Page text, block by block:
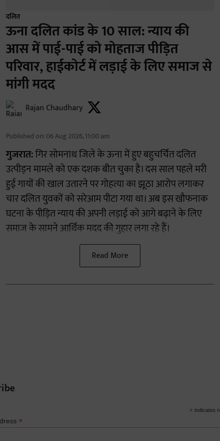
दलित
ऊना दलित कांड के 10 साल: न्याय की
आस में पाई-पाई को मोहताज पीड़ित
परिवार, हाईकोर्ट में लड़ाई के लिए समाज से
मांगी मदद
Rajan Chaudhary
Published on: 06 Aug 2026, 11:00 am
गुजरात:गिर सोमनाथ जिले के ऊना में हुए बहुचर्चित दलित
उत्पीड़न मामले को एक दशक बीत चुका है। दस साल पहले मरी
हुई गायों की खाल उतारने पर गोहत्या का झूठा आरोप लगाकर
चार दलित युवकों को सरेआम पीटा गया था। अब इस खौफनाक
घटना के पीड़ित न्याय की अपनी लड़ाई को आगे बढ़ाने के लिए
समाज के सामने आर्थिक मदद की गुहार लगा रहे हैं।
Read More
* indicates
*